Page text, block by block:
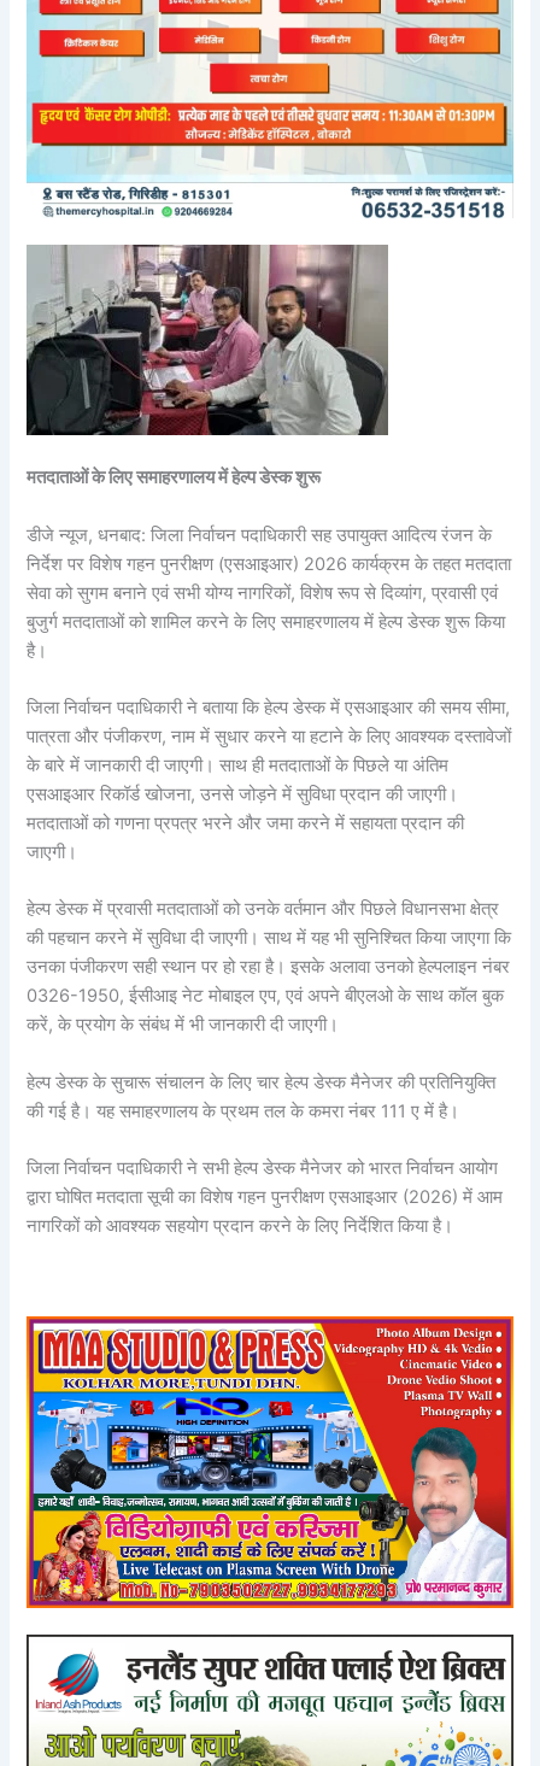
मतदाताओं के लिए समाहरणालय में हेल्प डेस्क शुरू
डीजे न्यूज, धनबाद: जिला निर्वाचन पदाधिकारी सह उपायुक्त आदित्य रंजन के
निर्देश पर विशेष गहन पुनरीक्षण (एसआइआर) 2026 कार्यक्रम के तहत मतदाता
सेवा को सुगम बनाने एवं सभी योग्य नागरिकों, विशेष रूप से दिव्यांग, प्रवासी एवं
बुजुर्ग मतदाताओं को शामिल करने के लिए समाहरणालय में हेल्प डेस्क शुरू किया
है।
जिला निर्वाचन पदाधिकारी ने बताया कि हेल्प डेस्क में एसआइआर की समय सीमा,
पात्रता और पंजीकरण, नाम में सुधार करने या हटाने के लिए आवश्यक दस्तावेजों
के बारे में जानकारी दी जाएगी। साथ ही मतदाताओं के पिछले या अंतिम
एसआइआर रिकॉर्ड खोजना, उनसे जोड़ने में सुविधा प्रदान की जाएगी।
मतदाताओं को गणना प्रपत्र भरने और जमा करने में सहायता प्रदान की
जाएगी।
हेल्प डेस्क में प्रवासी मतदाताओं को उनके वर्तमान और पिछले विधानसभा क्षेत्र
की पहचान करने में सुविधा दी जाएगी। साथ में यह भी सुनिश्चित किया जाएगा कि
उनका पंजीकरण सही स्थान पर हो रहा है। इसके अलावा उनको हेल्पलाइन नंबर
0326-1950, ईसीआइ नेट मोबाइल एप, एवं अपने बीएलओ के साथ कॉल बुक
करें, के प्रयोग के संबंध में भी जानकारी दी जाएगी।
हेल्प डेस्क के सुचारू संचालन के लिए चार हेल्प डेस्क मैनेजर की प्रतिनियुक्ति
की गई है। यह समाहरणालय के प्रथम तल के कमरा नंबर 111 ए में है।
जिला निर्वाचन पदाधिकारी ने सभी हेल्प डेस्क मैनेजर को भारत निर्वाचन आयोग
द्वारा घोषित मतदाता सूची का विशेष गहन पुनरीक्षण एसआइआर (2026) में आम
नागरिकों को आवश्यक सहयोग प्रदान करने के लिए निर्देशित किया है।